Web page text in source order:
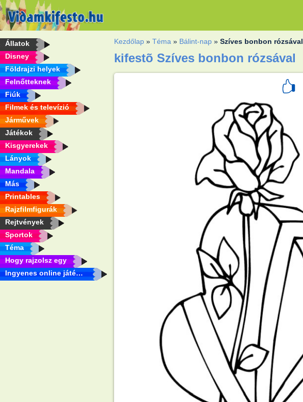
Állatok
Disney
Földrajzi helyek
Felnőtteknek
Fiúk
Filmek és televízió
Járművek
Játékok
Kisgyerekek
Lányok
Mandala
Más
Printables
Rajzfilmfigurák
Rejtvények
Sportok
Téma
Hogy rajzolsz egy
Ingyenes online játékok
Kezdőlap »Téma » Bálint-nap »Szíves bonbon rózsával
kifestõ Szíves bonbon rózsával